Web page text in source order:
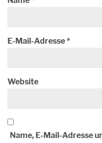
E-Mail-Adresse*
Website
Name, E-Mail-Adresse